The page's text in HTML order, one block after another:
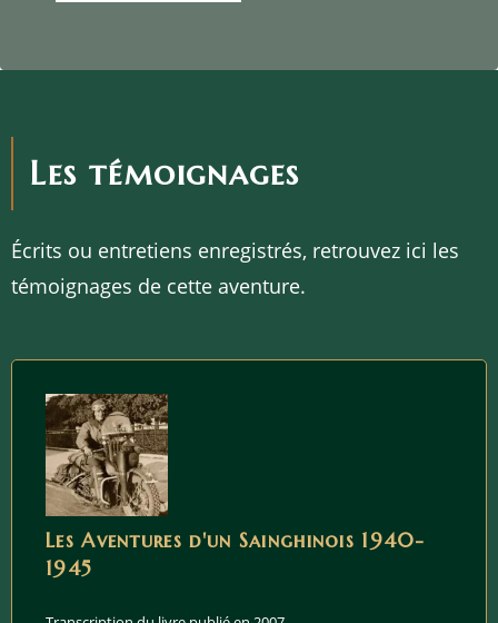
Les témoignages
Écrits ou entretiens enregistrés, retrouvez ici les
témoignages de cette aventure.
Les Aventures d'un Sainghinois 1940-
1945